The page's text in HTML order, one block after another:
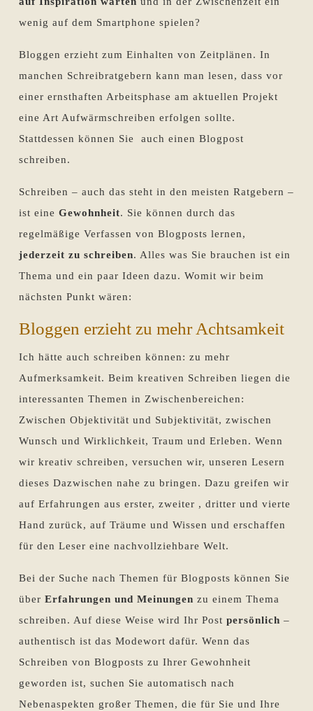
wenig auf dem Smartphone spielen?
Bloggen erzieht zum Einhalten von Zeitplänen. In
manchen Schreibratgebern kann man lesen, dass vor
einer ernsthaften Arbeitsphase am aktuellen Projekt
eine Art Aufwärmschreiben erfolgen sollte.
Stattdessen können Sie auch einen Blogpost
schreiben.
Schreiben – auch das steht in den meisten Ratgebern –
ist eine Gewohnheit. Sie können durch das
regelmäßige Verfassen von Blogposts lernen,
jederzeit zu schreiben. Alles was Sie brauchen ist ein
Thema und ein paar Ideen dazu. Womit wir beim
nächsten Punkt wären:
Bloggen erzieht zu mehr Achtsamkeit
Ich hätte auch schreiben können: zu mehr
Aufmerksamkeit. Beim kreativen Schreiben liegen die
interessanten Themen in Zwischenbereichen:
Zwischen Objektivität und Subjektivität, zwischen
Wunsch und Wirklichkeit, Traum und Erleben. Wenn
wir kreativ schreiben, versuchen wir, unseren Lesern
dieses Dazwischen nahe zu bringen. Dazu greifen wir
auf Erfahrungen aus erster, zweiter , dritter und vierte
Hand zurück, auf Träume und Wissen und erschaffen
für den Leser eine nachvollziehbare Welt.
Bei der Suche nach Themen für Blogposts können Sie
über Erfahrungen und Meinungen zu einem Thema
schreiben. Auf diese Weise wird Ihr Post persönlich –
authentisch ist das Modewort dafür. Wenn das
Schreiben von Blogposts zu Ihrer Gewohnheit
geworden ist, suchen Sie automatisch nach
Nebenaspekten großer Themen, die für Sie und Ihre